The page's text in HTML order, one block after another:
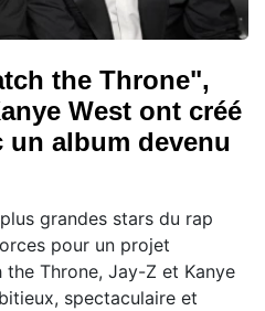
the Throne",
West ont créé
un album devenu
grandes stars du rap
pour un projet
Throne, Jay-Z et Kanye
spectaculaire et